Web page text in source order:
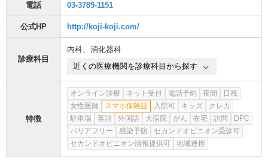
電話 03-3789-1151
公式HP http://koji-koji.com/
診療科目
内科、 消化器科
近くの医療機関を診療科目から探す
特徴
オンライン診療 ネット受付 電話予約 夜間
日祝
女性医師
スマホ保険証 入院可 キッズ
クレカ
駐車場
英語 外国語 大病院 がん 在宅 訪問
DPC
バリアフリー
感染予防
セカンドオピニオン受診可
セカンドオピニオン情報提供可
地域連携